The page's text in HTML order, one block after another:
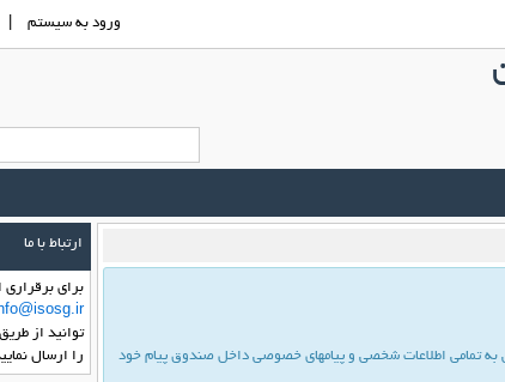
ورود به سيستم
تمامی اطلاعات شخصی و پیامهای خصوصی داخل صندوق پیام خود
ارتباط با ما
براي برقراري
توانید از طریق
را ارسال